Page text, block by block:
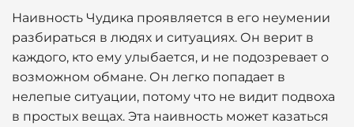
Наивность Чудика проявляется в его неумении
разбираться в людях и ситуациях. Он верит в
каждого, кто ему улыбается, и не подозревает о
возможном обмане. Он легко попадает в
нелепые ситуации, потому что не видит подвоха
в простых вещах. Эта наивность может казаться